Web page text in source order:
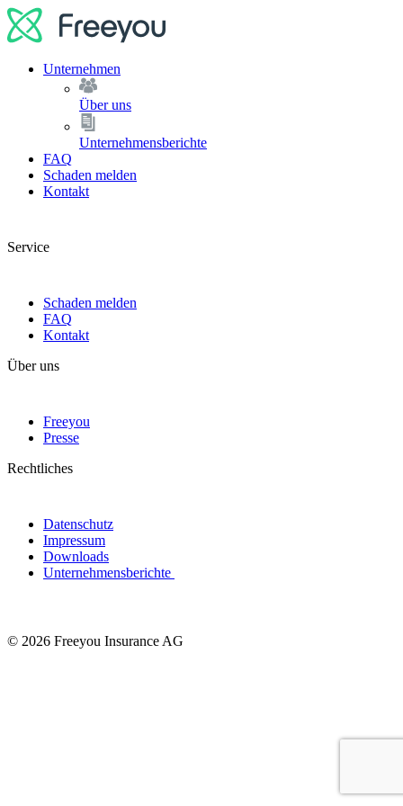
Unternehmen
Über uns
Unternehmensberichte
FAQ
Schaden melden
Kontakt
Service
Schaden melden
FAQ
Kontakt
Über uns
Freeyou
Presse
Rechtliches
Datenschutz
Impressum
Downloads
Unternehmensberichte
© 2026 Freeyou Insurance AG